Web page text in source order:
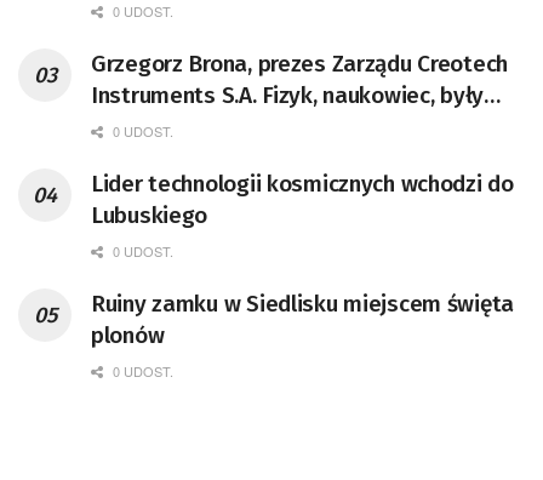
0 UDOST.
Grzegorz Brona, prezes Zarządu Creotech
Instruments S.A. Fizyk, naukowiec, były
pracownik CERN w Genewie,
doktor habilitowany nauk fizycznych,
koordynator Rady Sektorowej ds.
Kompetencji Przemysłu Lotniczo-
Badań Kosmicznych i Satelitarnych PAN.
0 UDOST.
Lider technologii kosmicznych wchodzi do
Lubuskiego
0 UDOST.
Ruiny zamku w Siedlisku miejscem święta
plonów
0 UDOST.